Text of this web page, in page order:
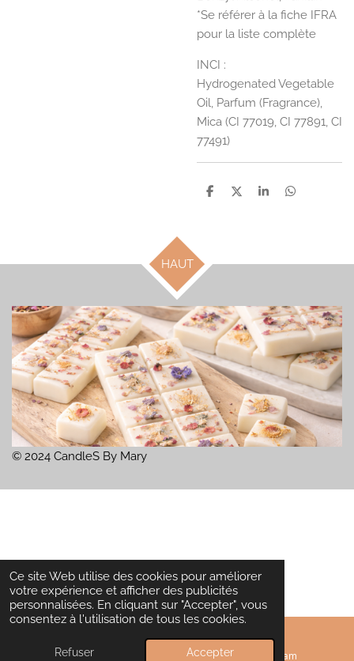
Ce site Web utilise des cookies pour améliorer
votre expérience et afficher des publicités
personnalisées. En cliquant sur "Accepter", vous
consentez à l'utilisation de tous les cookies.
Refuser Accepter
*Se référer à la fiche IFRA
pour la liste complète
INCI :
Hydrogenated Vegetable
Oil, Parfum (Fragrance),
Mica (CI 77019, CI 77891, CI
77491)
P
e
P
e
P
e
P
e
HAUT
© 2024 CandleS By Mary
E-mail Instagram